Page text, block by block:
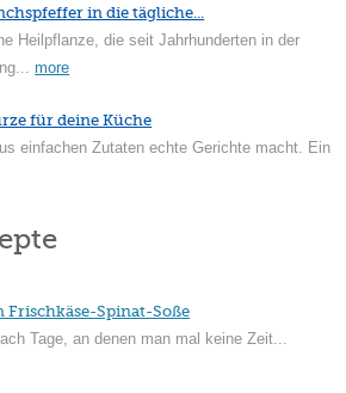
in die tägliche...
Heilpflanze, die seit Jahrhunderten in der
more
für deine Küche
einfachen Zutaten echte Gerichte macht. Ein
Frischkäse-Spinat-Soße
Tage, an denen man mal keine Zeit...